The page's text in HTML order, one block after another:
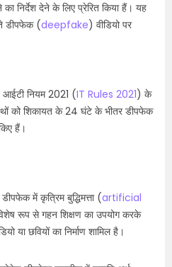
का निर्देश देने के लिए प्रेरित किया हैं। यह
डीपफेक (deepfake) वीडियो पर
आईटी नियम 2021 (IT Rules 2021) के
को शिकायत के 24 घंटे के भीतर डीपफेक
हैं।
में कृत्रिम बुद्धिमत्ता (artificial
रूप से गहन शिक्षण का उपयोग करके
या छवियों का निर्माण शामिल है।